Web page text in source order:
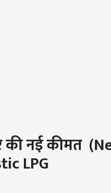
कीनईकीमत
LPG